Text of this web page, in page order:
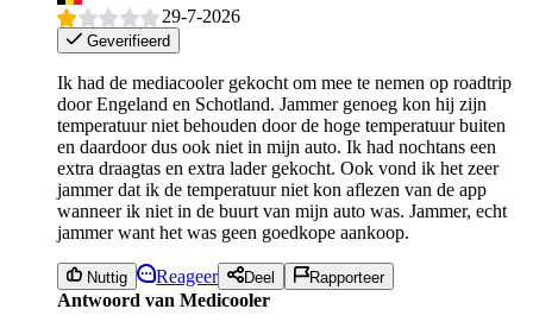
29-7-2026
Geverifieerd
Ik had de mediacooler gekocht om mee te nemen op roadtrip
door Engeland en Schotland. Jammer genoeg kon hij zijn
temperatuur niet behouden door de hoge temperatuur buiten
en daardoor dus ook niet in mijn auto. Ik had nochtans een
extra draagtas en extra lader gekocht. Ook vond ik het zeer
jammer dat ik de temperatuur niet kon aflezen van de app
wanneer ik niet in de buurt van mijn auto was. Jammer, echt
jammer want het was geen goedkope aankoop.
Nuttig Reageer Deel Rapporteer
Antwoord van Medicooler